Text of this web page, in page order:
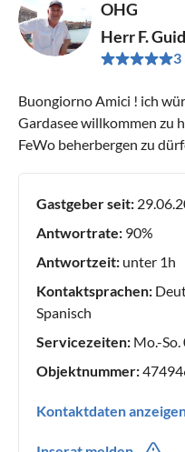
OHG
Herr F.
3
Buongiorno Amici ! ich
Gardasee willkommen zu
FeWo beherbergen zu
Gastgeber seit:
Antwortrate: 90%
Antwortzeit: unter 1h
Kontaktsprachen:
Spanisch
Servicezeiten: Mo.-
Objektnummer:
Kontaktdaten